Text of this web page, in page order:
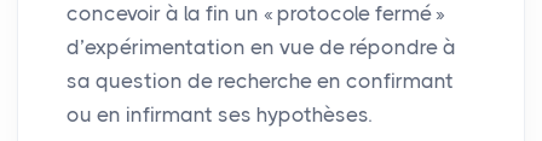
concevoir à la fin un « protocole fermé »
d’expérimentation en vue de répondre à
sa question de recherche en confirmant
ou en infirmant ses hypothèses.